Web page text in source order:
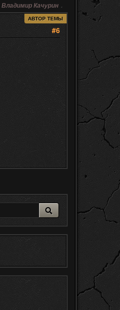
Владимир Качурин .
АВТОР ТЕМЫ
#6